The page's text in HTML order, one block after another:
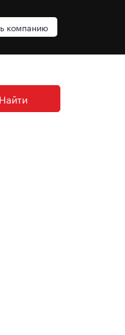
компанию
Найти